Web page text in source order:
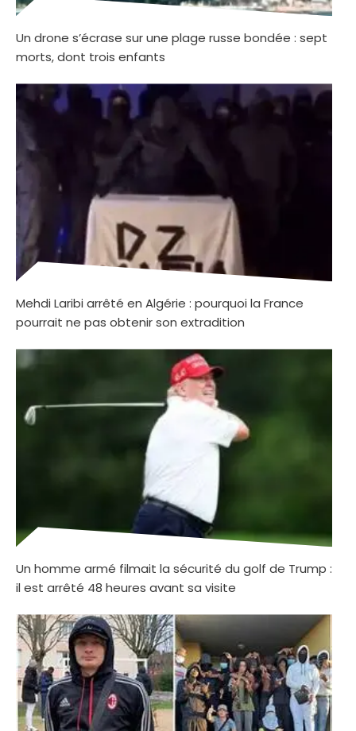
Un drone s’écrase sur une plage russe bondée : sept
morts, dont trois enfants
Mehdi Laribi arrêté en Algérie : pourquoi la France
pourrait ne pas obtenir son extradition
Un homme armé filmait la sécurité du golf de Trump :
il est arrêté 48 heures avant sa visite